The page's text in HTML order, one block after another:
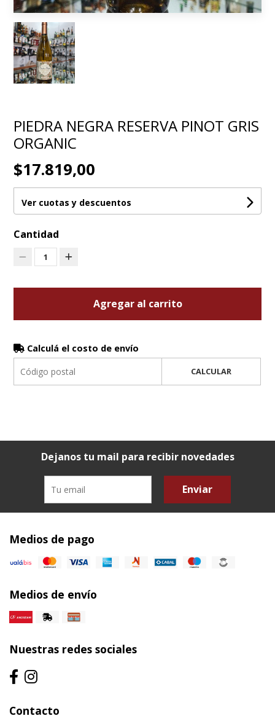
PIEDRA NEGRA RESERVA PINOT GRIS
ORGANIC
$17.819,00
Ver cuotas y descuentos
Cantidad
1
Agregar al carrito
Calculá el costo de envío
CALCULAR
Dejanos tu mail para recibir novedades
Enviar
Medios de pago
Medios de envío
Nuestras redes sociales
Contacto